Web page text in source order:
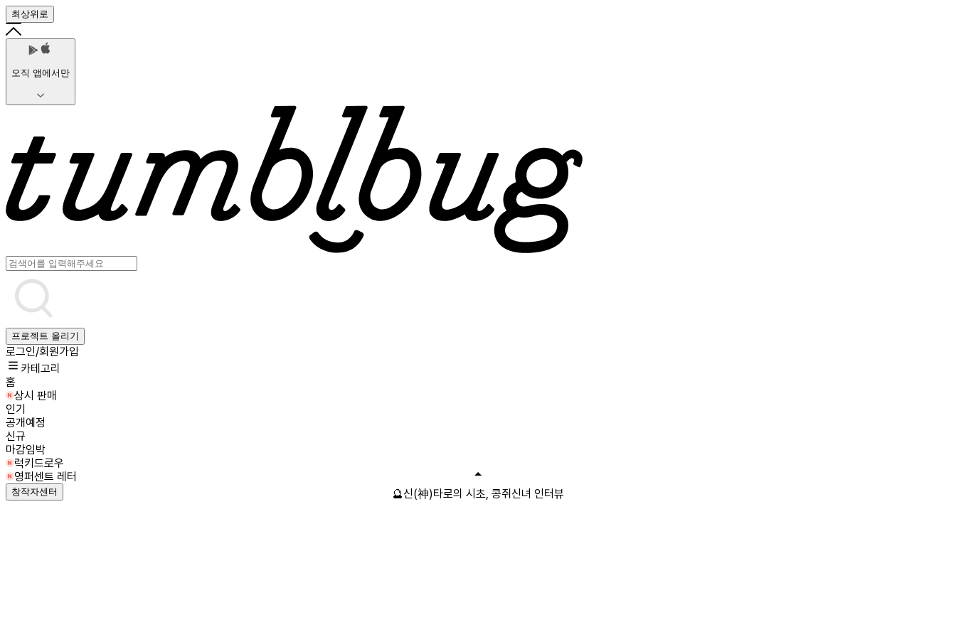
최상위로
오직 앱에서만
프로젝트 올리기
로그인/회원가입
카테고리
홈
상시 판매
인기
공개예정
신규
마감임박
럭키드로우
영퍼센트 레터
창작자센터 🔮신(神)타로의 시초, 콩쥐신녀 인터뷰